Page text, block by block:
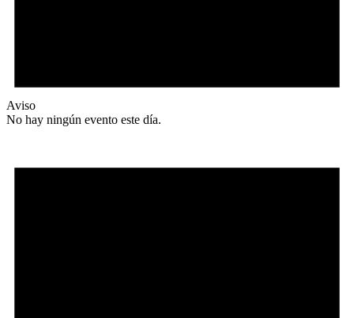
Aviso
No hay ningún evento este día.